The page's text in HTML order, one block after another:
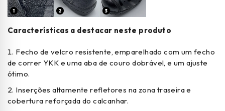
1 2 3
Características a destacar neste produto
Fecho de velcro resistente, emparelhado com um fecho
de correr YKK e uma aba de couro dobrável, e um ajuste
ótimo.
Inserções altamente refletores na zona traseira e
cobertura reforçada do calcanhar.